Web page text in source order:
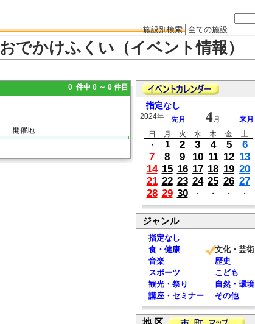
施設別検索
おでかけふくい（イベント情報）
0 件中 0 ～ 0 件目
開催地
指定なし
2024年 先月 4月
来月
日
月 火 水 木 金
土
・
1 2 3 4 5
6
7
8 9 10 11 12 13
14 15 16 17 18 19 20
21 22 23 24 25 26 27
28 29 30 ・ ・ ・ ・
ジャンル
指定なし
食・健康
文化・芸術
音楽
歴史
スポーツ
こども
観光・祭り
自然・環境
講座・セミナー
その他